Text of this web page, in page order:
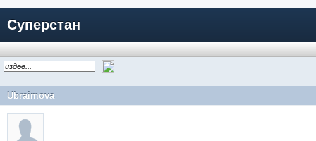
Суперстан
Ubraimova